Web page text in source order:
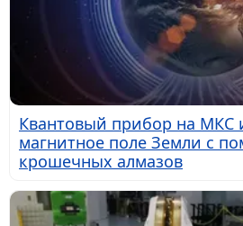
Квантовый прибор на МКС
магнитное поле Земли с
крошечных алмазов